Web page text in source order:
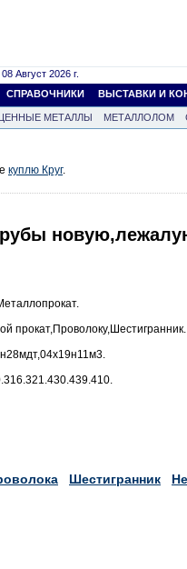
Август 2026 г.
СПРАВОЧНИКИ ВЫСТАВКИ И
МЕТАЛЛЫ МЕТАЛЛОЛОМ
куплю Круг.
прокат,Проволоку,Шестигранник.
Шестигранник